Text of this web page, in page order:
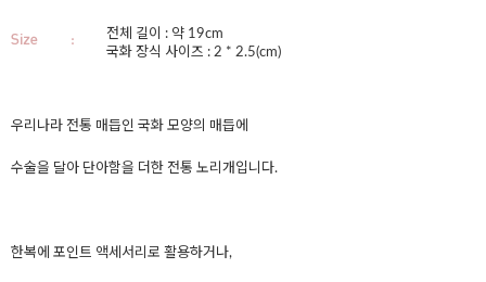
전체 길이 : 약 19cm
국화 장식 사이즈 : 2 * 2.5(cm)
우리나라 전통 매듭인 국화 모양의 매듭에
수술을 달아 단아함을 더한 전통 노리개입니다.
한복에 포인트 액세서리로 활용하거나,